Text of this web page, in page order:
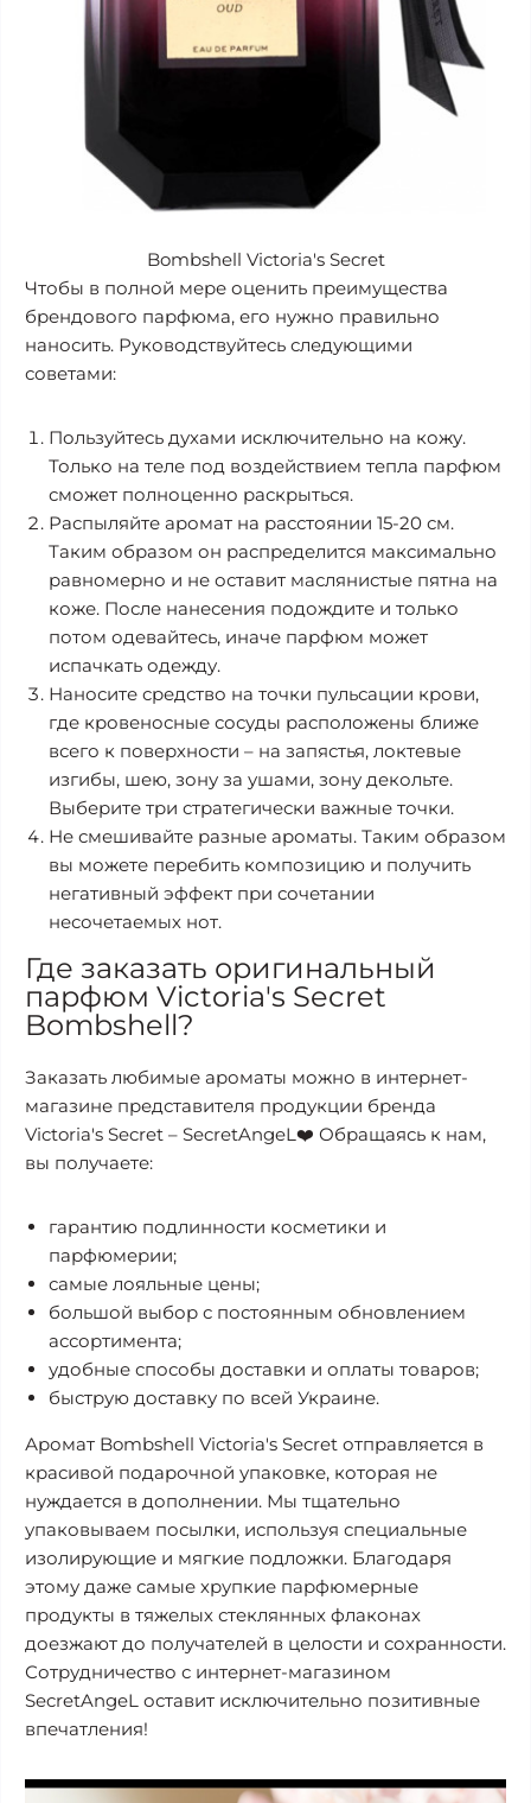
Bombshell Victoria's Secret
Чтобы в полной мере оценить преимущества
брендового парфюма, его нужно правильно
наносить. Руководствуйтесь следующими
советами:
Пользуйтесь духами исключительно на кожу.
Только на теле под воздействием тепла парфюм
сможет полноценно раскрыться.
Распыляйте аромат на расстоянии 15-20 см.
Таким образом он распределится максимально
равномерно и не оставит маслянистые пятна на
коже. После нанесения подождите и только
потом одевайтесь, иначе парфюм может
испачкать одежду.
Наносите средство на точки пульсации крови,
где кровеносные сосуды расположены ближе
всего к поверхности – на запястья, локтевые
изгибы, шею, зону за ушами, зону декольте.
Выберите три стратегически важные точки.
Не смешивайте разные ароматы. Таким образом
вы можете перебить композицию и получить
негативный эффект при сочетании
несочетаемых нот.
Где заказать оригинальный
парфюм Victoria's Secret
Bombshell?
Заказать любимые ароматы можно в интернет-
магазине представителя продукции бренда
Victoria's Secret – SecretAngeL❤️ Обращаясь к нам,
вы получаете:
гарантию подлинности косметики и
парфюмерии;
самые лояльные цены;
большой выбор с постоянным обновлением
ассортимента;
удобные способы доставки и оплаты товаров;
быструю доставку по всей Украине.
Аромат Bombshell Victoria's Secret отправляется в
красивой подарочной упаковке, которая не
нуждается в дополнении. Мы тщательно
упаковываем посылки, используя специальные
изолирующие и мягкие подложки. Благодаря
этому даже самые хрупкие парфюмерные
продукты в тяжелых стеклянных флаконах
доезжают до получателей в целости и сохранности.
Сотрудничество с интернет-магазином
SecretAngeL оставит исключительно позитивные
впечатления!